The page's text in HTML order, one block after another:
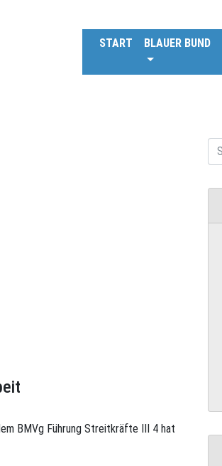
START BLAUER BUND
BMVg Führung Streitkräfte III 4 hat